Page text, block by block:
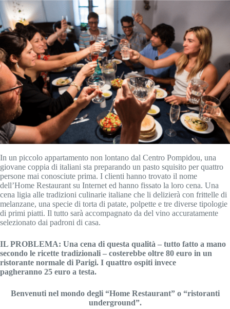
In un piccolo appartamento non lontano dal Centro Pompidou, una
giovane coppia di italiani sta preparando un pasto squisito per quattro
persone mai conosciute prima. I clienti hanno trovato il nome
dell’Home Restaurant su Internet ed hanno fissato la loro cena. Una
cena ligia alle tradizioni culinarie italiane che li delizierà con frittelle di
melanzane, una specie di torta di patate, polpette e tre diverse tipologie
di primi piatti. Il tutto sarà accompagnato da del vino accuratamente
selezionato dai padroni di casa.
IL PROBLEMA: Una cena di questa qualità – tutto fatto a mano
secondo le ricette tradizionali – costerebbe oltre 80 euro in un
ristorante normale di Parigi. I quattro ospiti invece
pagheranno 25 euro a testa.
Benvenuti nel mondo degli “Home Restaurant” o “ristoranti
underground”.